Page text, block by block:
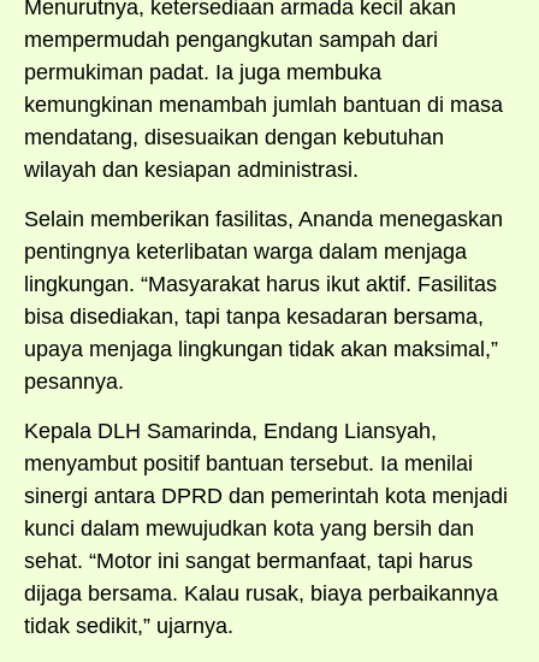
Menurutnya, ketersediaan armada kecil akan
mempermudah pengangkutan sampah dari
permukiman padat. Ia juga membuka
kemungkinan menambah jumlah bantuan di masa
mendatang, disesuaikan dengan kebutuhan
wilayah dan kesiapan administrasi.
Selain memberikan fasilitas, Ananda menegaskan
pentingnya keterlibatan warga dalam menjaga
lingkungan. “Masyarakat harus ikut aktif. Fasilitas
bisa disediakan, tapi tanpa kesadaran bersama,
upaya menjaga lingkungan tidak akan maksimal,”
pesannya.
Kepala DLH Samarinda, Endang Liansyah,
menyambut positif bantuan tersebut. Ia menilai
sinergi antara DPRD dan pemerintah kota menjadi
kunci dalam mewujudkan kota yang bersih dan
sehat. “Motor ini sangat bermanfaat, tapi harus
dijaga bersama. Kalau rusak, biaya perbaikannya
tidak sedikit,” ujarnya.